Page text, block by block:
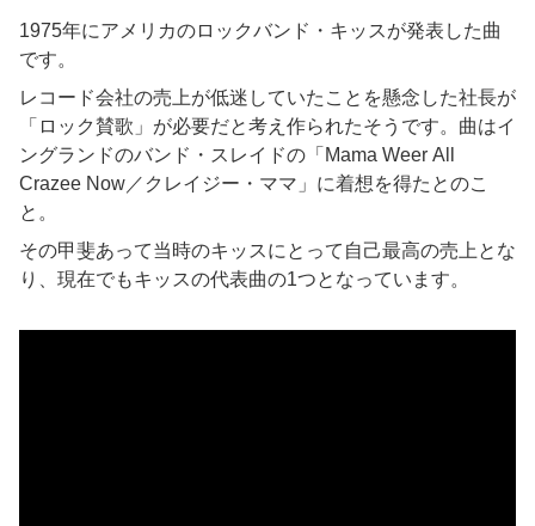
1975年にアメリカのロックバンド・キッスが発表した曲
です。
レコード会社の売上が低迷していたことを懸念した社長が
「ロック賛歌」が必要だと考え作られたそうです。曲はイ
ングランドのバンド・スレイドの「Mama Weer All
Crazee Now／クレイジー・ママ」に着想を得たとのこ
と。
その甲斐あって当時のキッスにとって自己最高の売上とな
り、現在でもキッスの代表曲の1つとなっています。